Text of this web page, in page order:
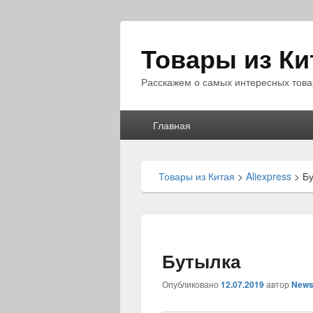
Товары из
Расскажем о самых интересных
Главная
Товары из Китая > Aliexpress >
Бутылка
Опубликовано 12.07.2019автор